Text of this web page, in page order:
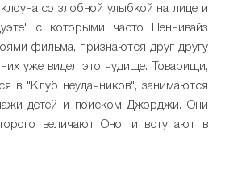
со злобной улыбкой на лице и
с которыми часто Пеннивайз
фильма, признаются друг другу
уже видел это чудище. Товарищи,
в "Клуб неудачников", занимаются
детей и поиском Джорджи. Они
величают Оно, и вступают в